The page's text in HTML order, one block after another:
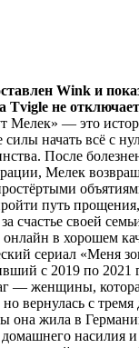
Wink и
Tvigle не
Мелек» — это
силы начать всё с
После
Мелек
путь
счастье своей
в хорошем
сериал «Меня
с 2019 по 2021
— женщины,
вернулась с
она жила в
насилия и